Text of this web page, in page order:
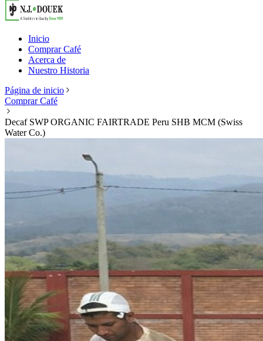
Inicio
Comprar Café
Acerca de
Nuestro Historia
Página de inicio
Comprar Café
Decaf SWP ORGANIC FAIRTRADE Peru SHB MCM (Swiss
Water Co.)